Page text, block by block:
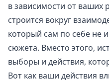
в зависимости от ваших
строится вокруг
который сам по себе не
сюжета. Вместо этого,
выборы и действия,
Вот как ваши действия